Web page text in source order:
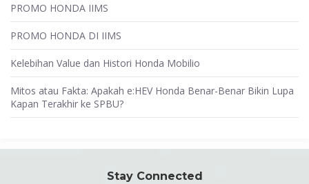
PROMO HONDA IIMS
PROMO HONDA DI IIMS
Kelebihan Value dan Histori Honda Mobilio
Mitos atau Fakta: Apakah e:HEV Honda Benar-Benar Bikin Lupa
Kapan Terakhir ke SPBU?
Stay Connected